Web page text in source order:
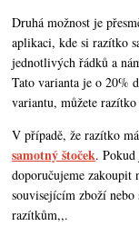
Druhá možnost je
aplikaci, kde si razítko
jednotlivých řádků a
Tato varianta je o 20%
variantu, můžete
V případě, že razítko
samotný štoček. Pokud
doporučujeme zakoupit
souvisejícím zboží
razítkům,,.